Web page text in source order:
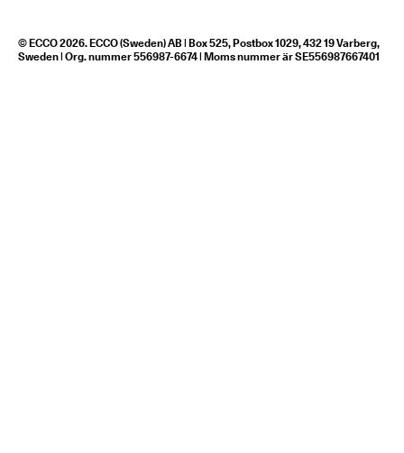
© ECCO 2026. ECCO (Sweden) AB | Box 525, Postbox 1029, 432 19 Varberg,
Sweden | Org. nummer 556987-6674 | Moms nummer är SE556987667401